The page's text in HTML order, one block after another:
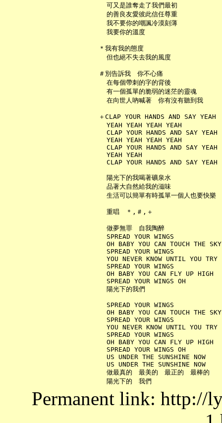
     可又是誰奪走了我們最初
     的善良友愛彼此信任尊重
     我不要你的嘲諷冷漠刻薄
     我要你的溫度
   ＊我有我的態度
     但也絕不失去我的風度
   ＃別告訴我　你不心痛
     在每個帶刺的字的背後
     有一個孤單的脆弱的迷茫的靈魂
     在向世人吶喊著　你有沒有聽到我
   ＋CLAP YOUR HANDS AND SAY YEAH
     YEAH YEAH YEAH YEAH
     CLAP YOUR HANDS AND SAY YEAH
     YEAH YEAH YEAH YEAH
     CLAP YOUR HANDS AND SAY YEAH
     YEAH YEAH
     CLAP YOUR HANDS AND SAY YEAH
     陽光下的我喝著礦泉水
     品著大自然給我的滋味
     生活可以簡單有時孤單一個人也要快樂
     重唱　＊,＃,＋
     做夢無罪　自我陶醉
     SPREAD YOUR WINGS
     OH BABY YOU CAN TOUCH THE SKY
     SPREAD YOUR WINGS
     YOU NEVER KNOW UNTIL YOU TRY
     SPREAD YOUR WINGS
     OH BABY YOU CAN FLY UP HIGH
     SPREAD YOUR WINGS OH
     陽光下的我們
     SPREAD YOUR WINGS
     OH BABY YOU CAN TOUCH THE SKY
     SPREAD YOUR WINGS
     YOU NEVER KNOW UNTIL YOU TRY
     SPREAD YOUR WINGS
     OH BABY YOU CAN FLY UP HIGH
     SPREAD YOUR WINGS OH
     US UNDER THE SUNSHINE NOW
     US UNDER THE SUNSHINE NOW
     做最真的　最美的　最正的　最棒的
Permanent link: http://